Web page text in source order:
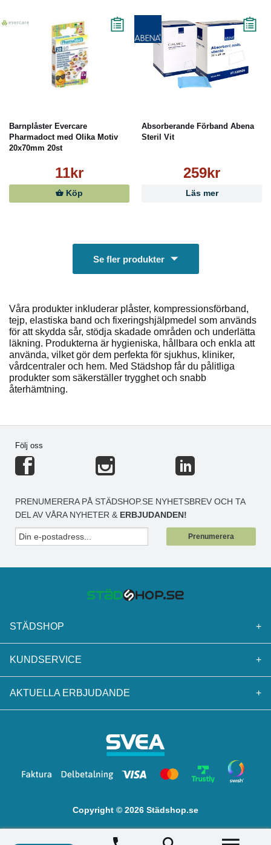
Barnplåster Evercare
Pharmadoct med Olika Motiv
20x70mm 20st
11kr
Köp
Absorberande Förband Abena
Steril Vit
259kr
Läs mer
Se fler produkter
Våra produkter inkluderar plåster, kompressionsförband,
tejp, elastiska band och fixeringshjälpmedel som används
för att skydda sår, stödja skadade områden och underlätta
läkning. Produkterna är hygieniska, hållbara och enkla att
använda, vilket gör dem perfekta för sjukhus, kliniker,
vårdcentraler och hem. Med Städshop får du pålitliga
produkter som säkerställer trygghet och snabb
återhämtning.
Följ oss
PRENUMERERA PÅ STÄDSHOP.SE NYHETSBREV OCH TA
DEL AV VÅRA NYHETER & ERBJUDANDEN!
Prenumerera
STÄDSHOP +
KUNDSERVICE +
AKTUELLA ERBJUDANDE +
Copyright © 2026 Städshop.se